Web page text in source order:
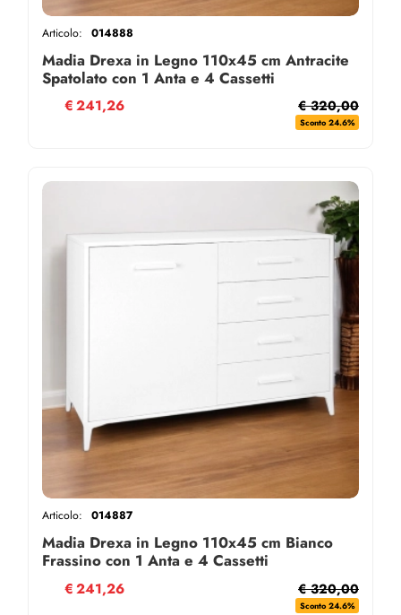
Madia Drexa in Legno 110x45 cm Antracite
Spatolato con 1 Anta e 4 Cassetti
Articolo: 014888
€ 320,00
Sconto 24.6%
€241,26
Madia Drexa in Legno 110x45 cm Bianco
Frassino con 1 Anta e 4 Cassetti
Articolo: 014887
€ 320,00
Sconto 24.6%
€241,26